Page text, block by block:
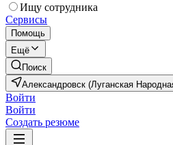
Ищу сотрудника
Сервисы
Помощь
Ещё
Поиск
Александровск (Луганская
Войти
Войти
Создать резюме